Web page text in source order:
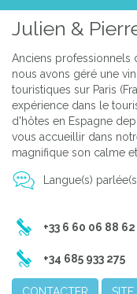
Julien &
Anciens professionnels
nous avons géré une
touristiques sur Paris
expérience dans le
d'hôtes en Espagne
vous accueillir dans
magnifique son calme
Langue(s)
+33 6 60 06 88 62
+34 685 933 275